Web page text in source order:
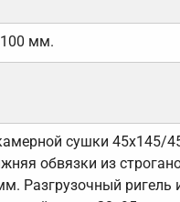
мм.
сушки 45х145/
обвязки из
Разгрузочный ригель